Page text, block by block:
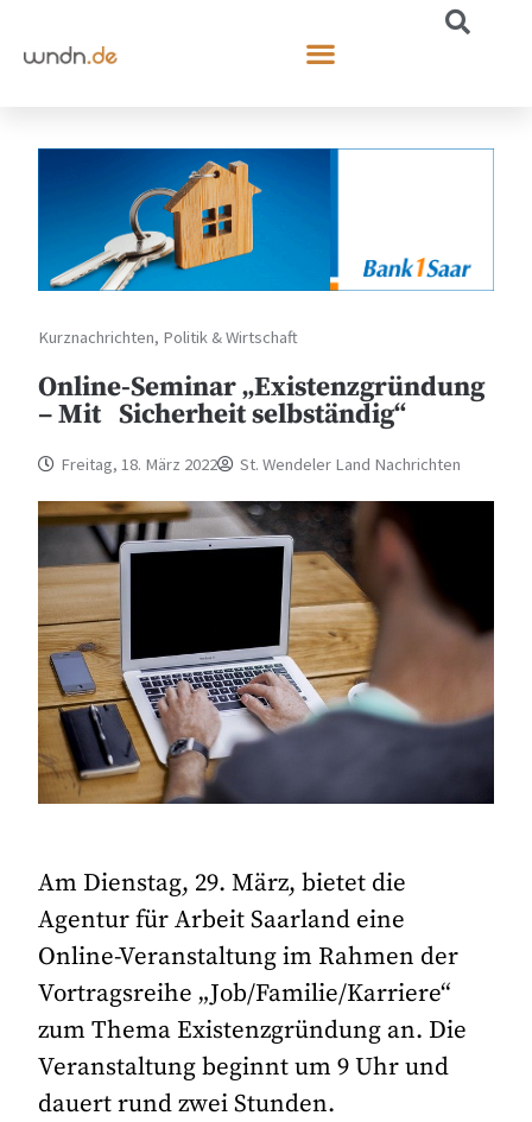
Kurznachrichten, Politik & Wirtschaft
Online-Seminar „Existenzgründung
– Mit Sicherheit selbständig“
Freitag, 18. März 2022 St. Wendeler Land Nachrichten
Am Dienstag, 29. März, bietet die
Agentur für Arbeit Saarland eine
Online-Veranstaltung im Rahmen der
Vortragsreihe „Job/Familie/Karriere“
zum Thema Existenzgründung an. Die
Veranstaltung beginnt um 9 Uhr und
dauert rund zwei Stunden.